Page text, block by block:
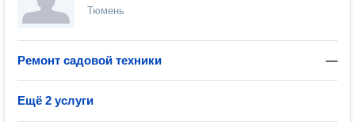
Тюмень
Ремонт садовой техники —
Ещё 2 услуги